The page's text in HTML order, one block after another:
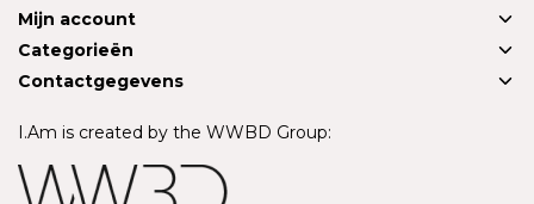
Mijn account
Categorieën
Contactgegevens
I.Am is created by the WWBD Group: